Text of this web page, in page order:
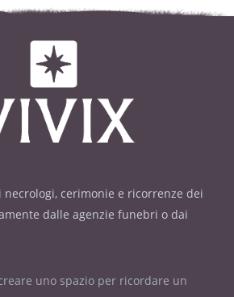
cerimonie e ricorrenze dei
dalle agenzie funebri o dai
uno spazio per ricordare un